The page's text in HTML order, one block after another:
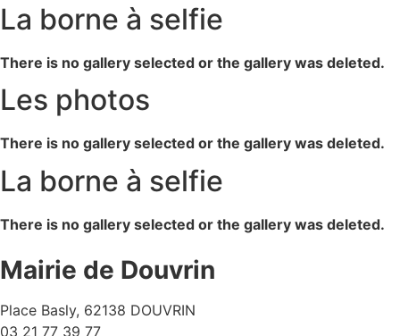
La borne à selfie
There is no gallery selected or the gallery was deleted.
Les photos
There is no gallery selected or the gallery was deleted.
La borne à selfie
There is no gallery selected or the gallery was deleted.
Mairie de Douvrin
Place Basly, 62138 DOUVRIN
03 21 77 39 77